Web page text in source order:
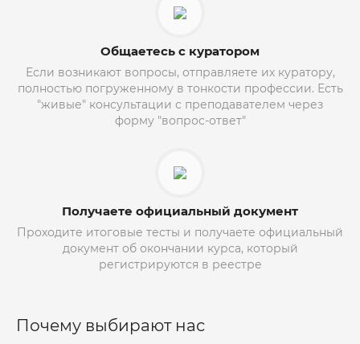
Общаетесь с куратором
Если возникают вопросы, отправляете их куратору,
полностью погруженному в тонкости профессии. Есть
"живые" консультации с преподавателем через
форму "вопрос-ответ"
Получаете официальный документ
Проходите итоговые тесты и получаете официальный
документ об окончании курса, который
регистрируются в реестре
Почему выбирают нас